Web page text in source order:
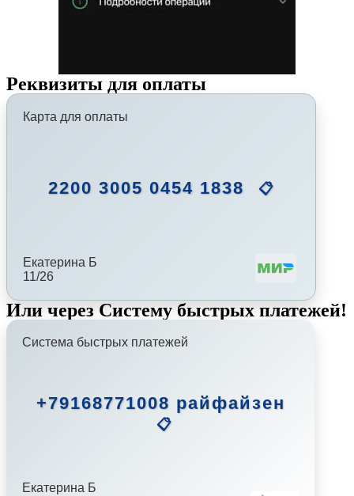
Реквизиты для оплаты
Карта для оплаты
2200 3005 0454 1838 📋
Екатерина Б
11/26
Или через Систему быстрых платежей!
Система быстрых платежей
+79168771008 райфайзен
📋
Екатерина Б